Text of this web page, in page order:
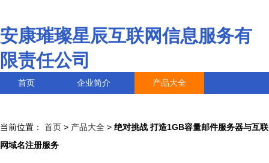
安康璀璨星辰互联网信息服务有
限责任公司
首页 企业简介 产品大全
当前位置： 首页 > 产品大全 > 绝对挑战 打造1GB容量邮件服务器与互联
网域名注册服务